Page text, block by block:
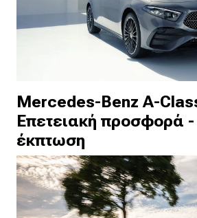
Mercedes-Benz A-
Επετειακή προσφορά
έκπτωση